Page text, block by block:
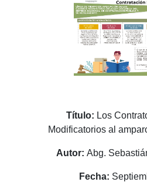
Título: Los
Modificatorios al
Autor:Abg.
Fecha: